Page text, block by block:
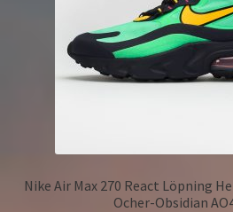
Nike Air Max 270 React Löpning
Ocher-Obsidian